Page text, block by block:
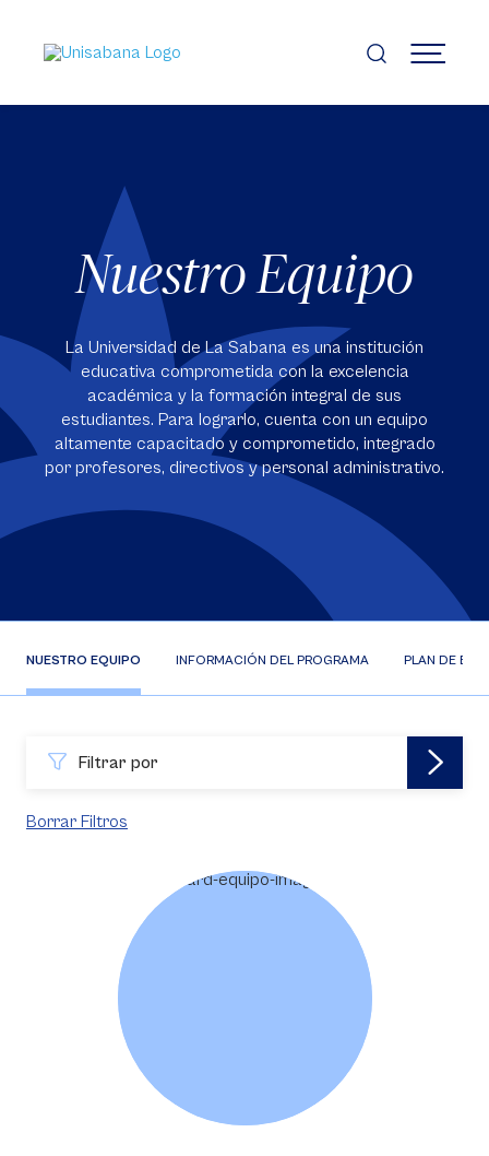
contenido
principal
MENÚ
Nuestro Equipo
La Universidad de La Sabana es una institución
educativa comprometida con la excelencia
académica y la formación integral de sus
estudiantes. Para lograrlo, cuenta con un equipo
altamente capacitado y comprometido, integrado
por profesores, directivos y personal administrativo.
NUESTRO EQUIPO INFORMACIÓN DEL PROGRAMA PLAN DE
Filtrar por
Borrar Filtros